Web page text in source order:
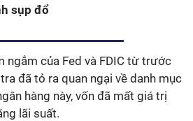
sụp đổ
ngắm của Fed và FDIC từ trước
đã tỏ ra quan ngại về danh mục
hàng này, vốn đã mất giá trị
lãi suất.